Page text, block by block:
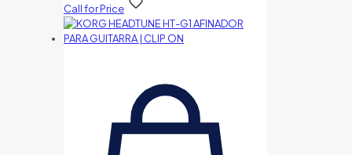
Call for Price